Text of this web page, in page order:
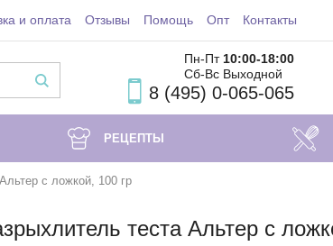
и оплата Отзывы Помощь Опт Контакты
Пн-Пт 10:00-18:00
Сб-Вс Выходной
8 (495) 0-065-065
РЕЦЕПТЫ
с ложкой, 100 гр
теста Альтер с